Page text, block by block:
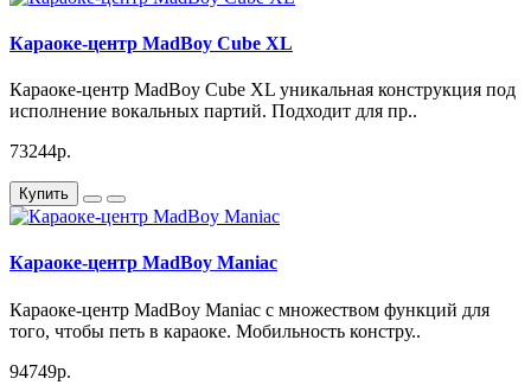
Караоке-центр MadBoy Cube XL
Караоке-центр MadBoy Cube XL уникальная конструкция под
исполнение вокальных партий. Подходит для пр..
73244р.
Купить
Караоке-центр MadBoy Maniac
Караоке-центр MadBoy Maniac с множеством функций для
того, чтобы петь в караоке. Мобильность констру..
94749р.